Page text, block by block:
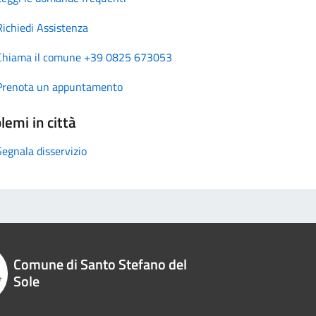
Assistenza
il comune +39 0825 673053
un appuntamento
in città
disservizio
Comune di Santo Stefano del
Sole